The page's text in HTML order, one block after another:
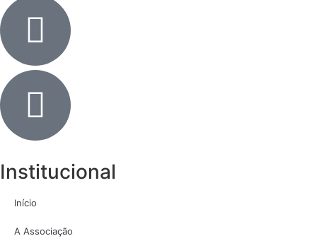
Institucional
Início
A Associação